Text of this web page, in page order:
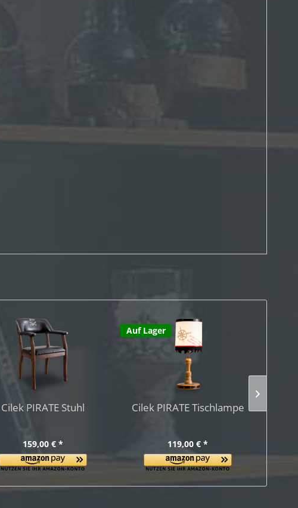
Cilek PIRATE Stuhl
159,00 € *
Auf Lager
Cilek PIRATE Tischlampe
119,00 € *